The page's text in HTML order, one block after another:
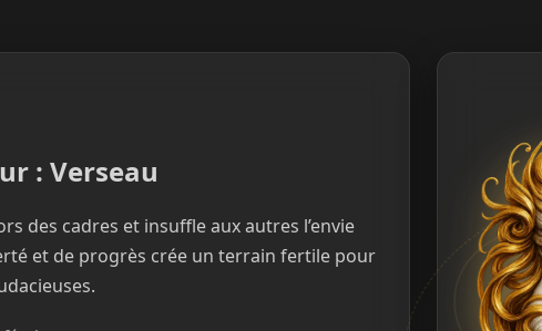
: Verseau
des cadres et insuffle aux autres l’envie
et de progrès crée un terrain fertile pour